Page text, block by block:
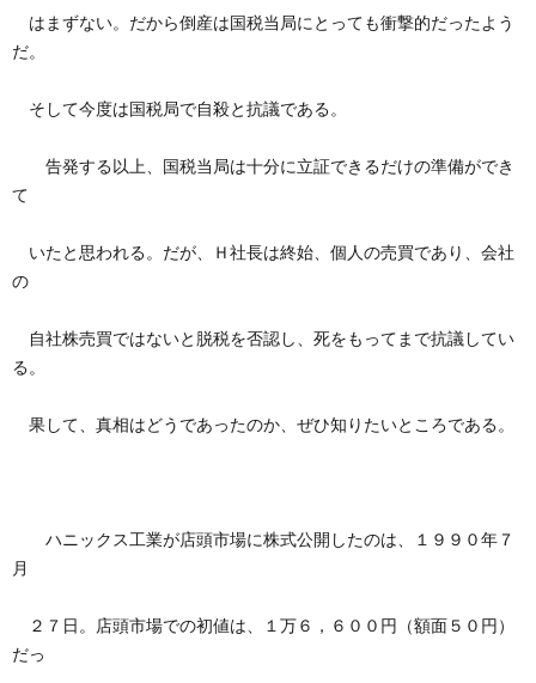
はまずない。だから倒産は国税当局にとっても衝撃的だったよう
だ。
そして今度は国税局で自殺と抗議である。
告発する以上、国税当局は十分に立証できるだけの準備ができ
て
いたと思われる。だが、Ｈ社長は終始、個人の売買であり、会社
の
自社株売買ではないと脱税を否認し、死をもってまで抗議してい
る。
果して、真相はどうであったのか、ぜひ知りたいところである。
ハニックス工業が店頭市場に株式公開したのは、１９９０年７
月
２７日。店頭市場での初値は、１万６，６００円（額面５０円）
だっ